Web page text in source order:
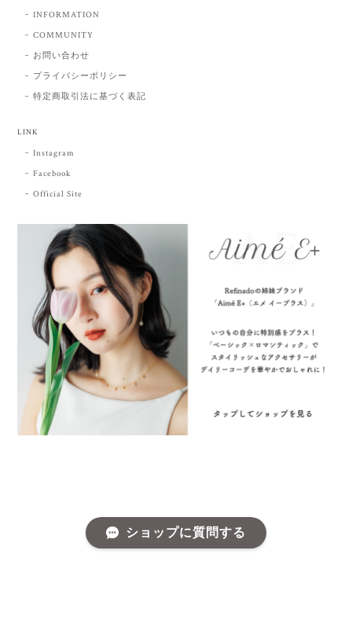
INFORMATION
COMMUNITY
お問い合わせ
プライバシーポリシー
特定商取引法に基づく表記
LINK
Instagram
Facebook
Official Site
ショップに質問する